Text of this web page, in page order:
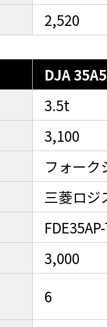
2,520
DJA
3.5t
3,100
フォーク
三菱ロジ
3,000
6